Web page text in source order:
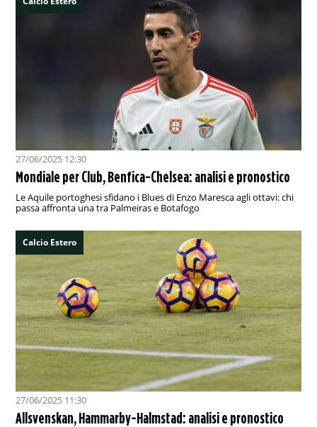
27/06/2025 12:30
Mondiale per Club, Benfica-Chelsea: analisi e pronostico
Le Aquile portoghesi sfidano i Blues di Enzo Maresca agli ottavi: chi
passa affronta una tra Palmeiras e Botafogo
Calcio Estero
27/06/2025 11:30
Allsvenskan, Hammarby-Halmstad: analisi e pronostico